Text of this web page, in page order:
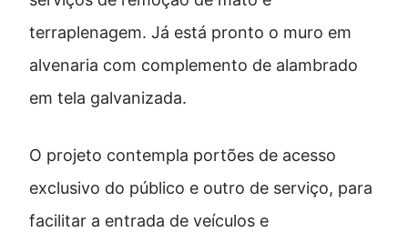
terraplenagem. Já está pronto o muro em
alvenaria com complemento de alambrado
em tela galvanizada.
O projeto contempla portões de acesso
exclusivo do público e outro de serviço, para
facilitar a entrada de veículos e